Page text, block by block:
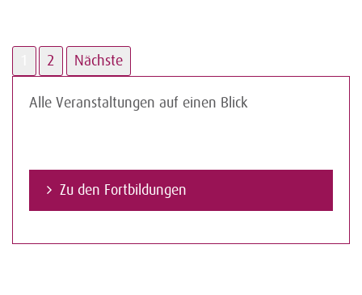
2 Nächste
Alle Veranstaltungen auf einen Blick
Zu den Fortbildungen